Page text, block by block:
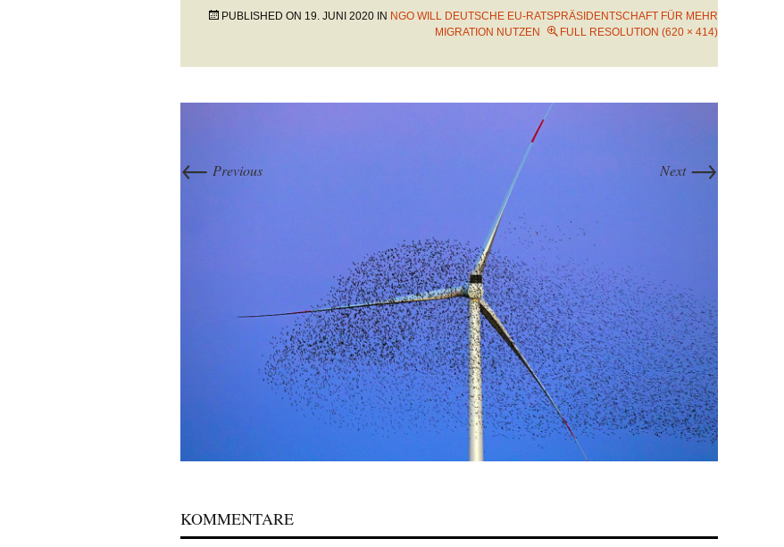
PUBLISHED ON 19. JUNI 2020 IN NGO WILL DEUTSCHE EU-RATSPRÄSIDENTSCHAFT FÜR MEHR
MIGRATION NUTZEN
FULL RESOLUTION (620 × 414)
← Previous Next →
KOMMENTARE